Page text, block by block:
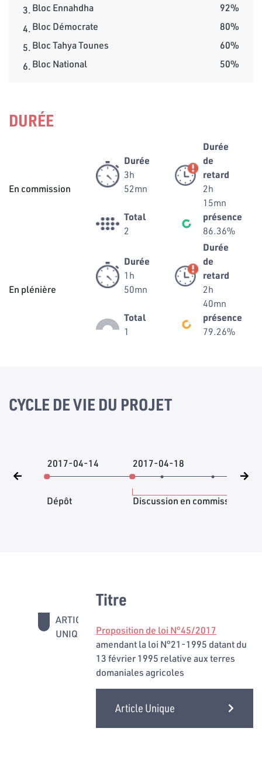
3.Bloc Ennahdha
92%
4.Bloc Démocrate
80%
5.Bloc Tahya Tounes
60%
6.Bloc National 50%
DURÉE
En commission
Durée
3h
52mn
Durée
de
retard
2h
15mn
Total
2
présence
86.36%
En plénière
Durée
1h
50mn
Durée
de
retard
2h
40mn
Total
1
présence
79.26%
CYCLE DE VIE DU PROJET
2017-04-14
Dépôt
2017-04-18
Discussion en commission
ARTICLE
UNIQUE
Titre
Proposition de loi N°45/2017
amendant la loi N°21-1995 datant du
13 février 1995 relative aux terres
domaniales agricoles
Article Unique